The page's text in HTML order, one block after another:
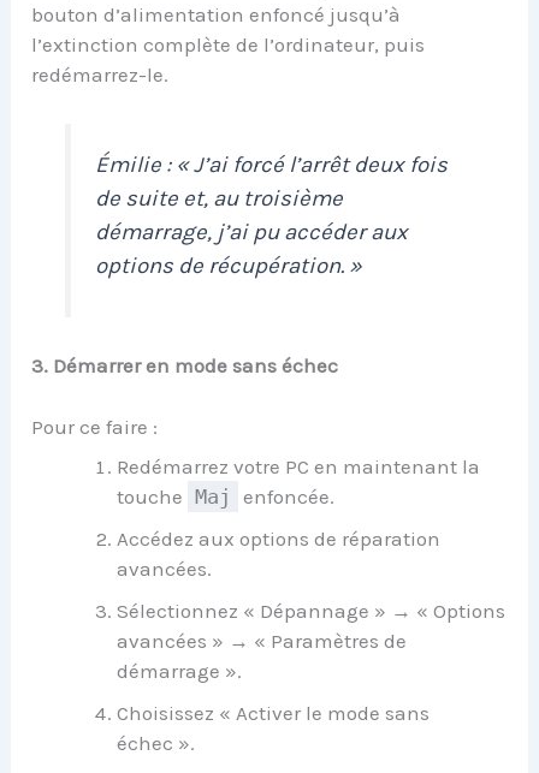
bouton d’alimentation enfoncé jusqu’à
l’extinction complète de l’ordinateur, puis
redémarrez-le.
Émilie : « J’ai forcé l’arrêt deux fois
de suite et, au troisième
démarrage, j’ai pu accéder aux
options de récupération. »
3. Démarrer en mode sans échec
Pour ce faire :
Redémarrez votre PC en maintenant la
touche Maj
enfoncée.
Accédez aux options de réparation
avancées.
Sélectionnez « Dépannage » → « Options
avancées » → « Paramètres de
démarrage ».
Choisissez « Activer le mode sans
échec ».